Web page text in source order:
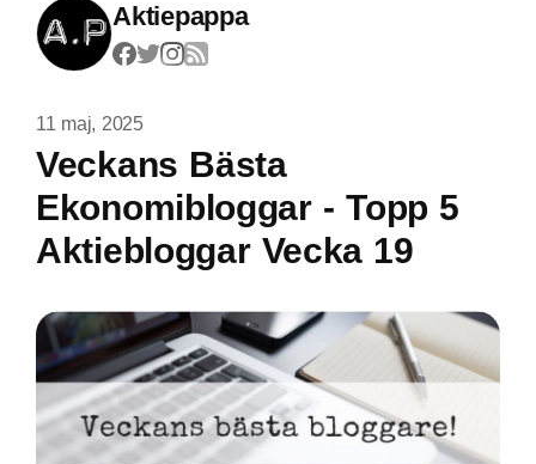
Aktiepappa
11 maj, 2025
Veckans Bästa
Ekonomibloggar - Topp 5
Aktiebloggar Vecka 19